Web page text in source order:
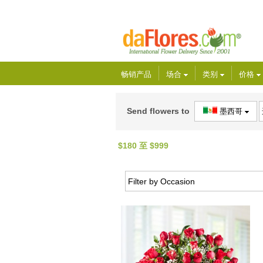
畅销产品 场合 类别 价格
Send flowers to 墨西哥
$180 至 $999